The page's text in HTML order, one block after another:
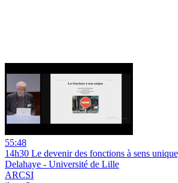
55:48
14h30 Le devenir des fonctions à sens
Delahaye - Université de Lille
ARCSI